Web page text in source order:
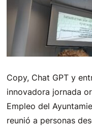
Copy, Chat GPT y
innovadora jornada
Empleo del
reunió a personas